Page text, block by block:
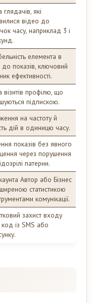
глядачів, які
відео до
часу, наприклад 3 і
елемента в
до показів, ключовий
ефективності.
візитів профілю, що
підпискою.
на частоту й
дій в одиницю часу.
показів без явного
через порушення
патерни.
Автор або Бізнес
статистикою
комунікації.
захист входу
із SMS або